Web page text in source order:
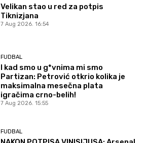
Velikan stao u red za potpis
Tiknizjana
7 Aug 2026. 16:54
FUDBAL
I kad smo u g*vnima mi smo
Partizan: Petrović otkrio kolika je
maksimalna mesečna plata
igračima crno-belih!
7 Aug 2026. 15:55
FUDBAL